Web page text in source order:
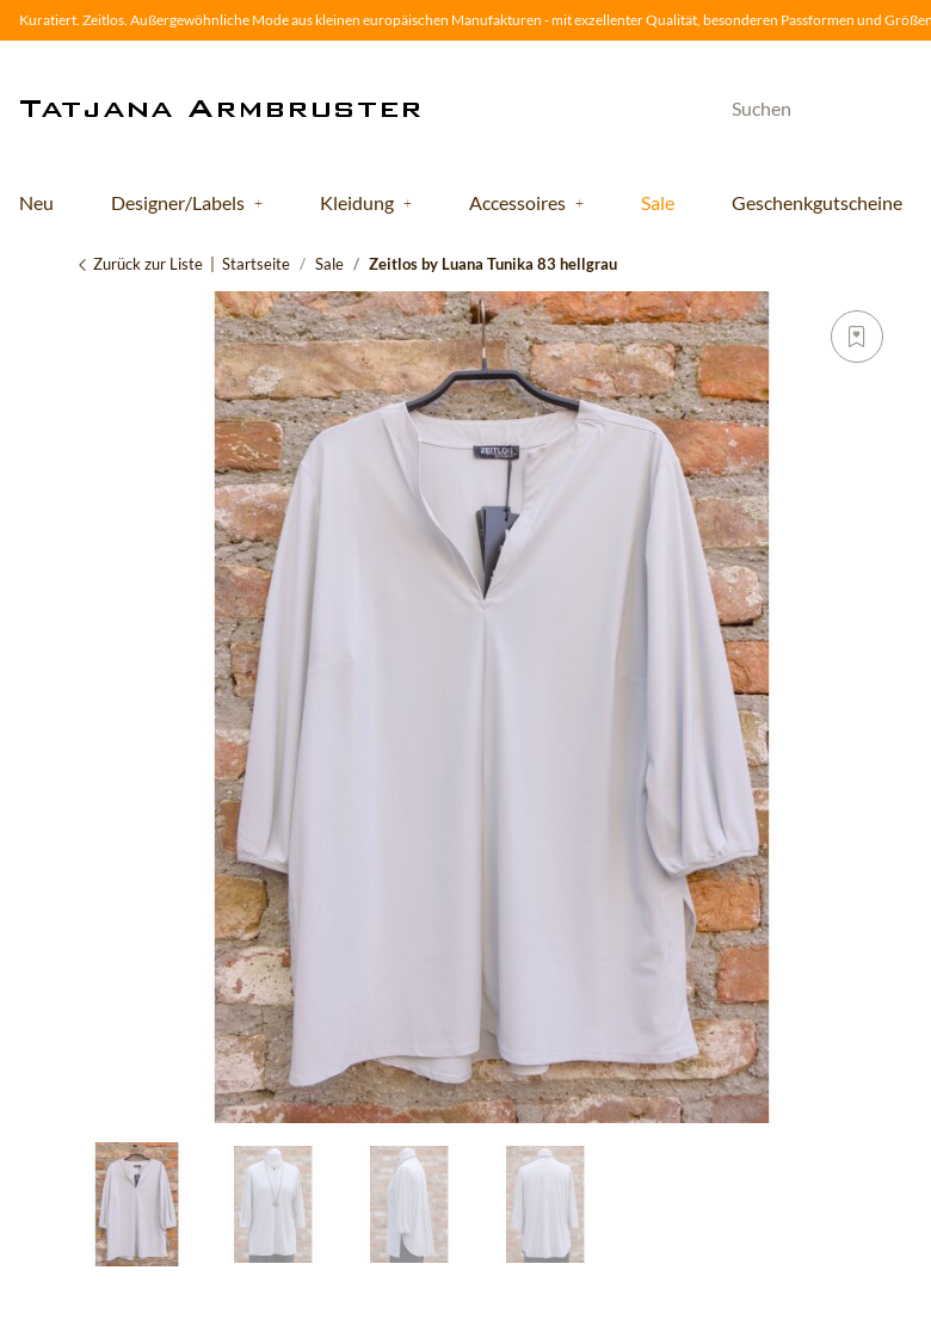
Kuratiert. Zeitlos. Außergewöhnliche Mode aus kleinen europäischen Manufakturen - mit exzellenter Qualität, besonderen Passformen und
Neu Designer/Labels Kleidung Accessoires Sale Geschenkgutscheine
Zurück zur Liste Startseite Sale Zeitlos by Luana Tunika 83 hellgrau